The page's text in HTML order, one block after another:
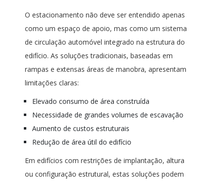
O estacionamento não deve ser entendido apenas
como um espaço de apoio, mas como um sistema
de circulação automóvel integrado na estrutura do
edifício. As soluções tradicionais, baseadas em
rampas e extensas áreas de manobra, apresentam
limitações claras:
Elevado consumo de área construída
Necessidade de grandes volumes de escavação
Aumento de custos estruturais
Redução de área útil do edifício
​​​​​Em edifícios com restrições de implantação, altura
ou configuração estrutural, estas soluções podem